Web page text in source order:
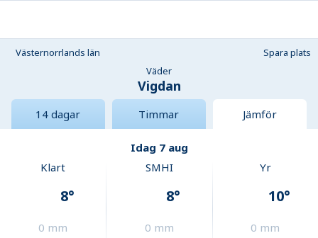
Västernorrlands län
Spara plats
Väder
Vigdan
14 dagar Timmar Jämför
Idag 7 aug
Klart
8°
0 mm
SMHI
8°
0 mm
Yr
10°
0 mm